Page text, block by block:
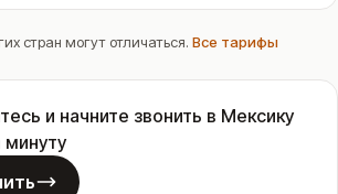
стран могут отличаться. Все тарифы
и начните звонить в Мексику